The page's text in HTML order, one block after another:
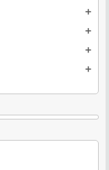
add
add
add
add